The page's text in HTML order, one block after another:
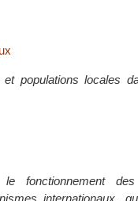
populations locales
des
internationaux,